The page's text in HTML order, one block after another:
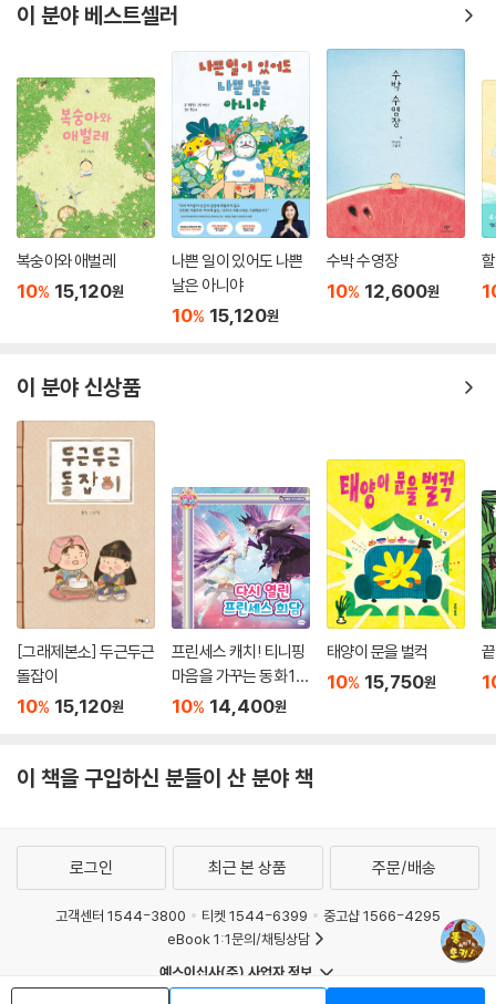
이 분야 베스트셀러
복숭아와 애벌레
10% 15,120원
나쁜 일이 있어도 나쁜
날은 아니야
10% 15,120원
수박 수영장
10% 12,600원
이 분야 신상품
[그래제본소] 두근두근
돌잡이
10% 15,120원
프린세스 캐치! 티니핑
마음을 가꾸는 동화 10
: 다시 열린 프린세스 회
10% 14,400원
태양이 문을 벌컥
10% 15,750원
이 책을 구입하신 분들이 산 분야 책
로그인 최근 본 상품 주문/배송
고객센터 1544-3800 티켓 1544-6399
중고샵 1566-4295
eBook 1:1문의/채팅상담
예스이십사(주) 사업자 정보